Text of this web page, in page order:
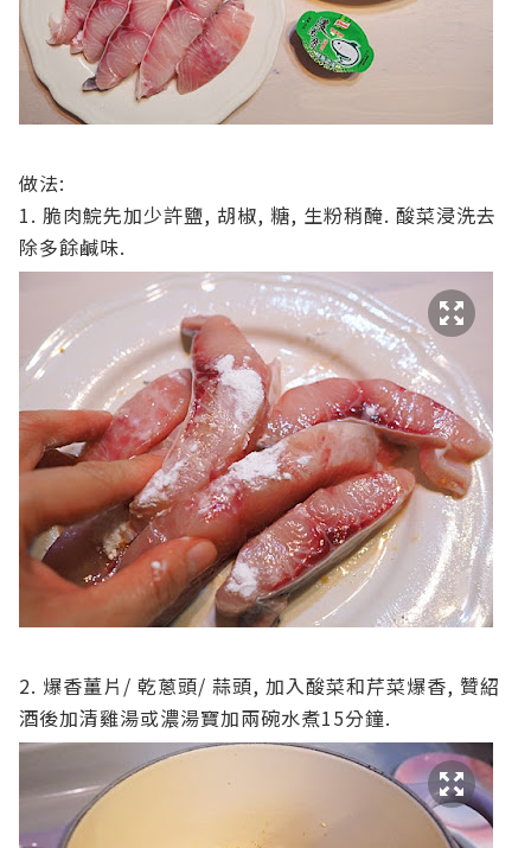
做法:
1. 脆肉鯇先加少許鹽, 胡椒, 糖, 生粉稍醃. 酸菜浸洗去
除多餘鹹味.
2. 爆香薑片/ 乾蔥頭/ 蒜頭, 加入酸菜和芹菜爆香, 贊紹
酒後加清雞湯或濃湯寶加兩碗水煮15分鐘.